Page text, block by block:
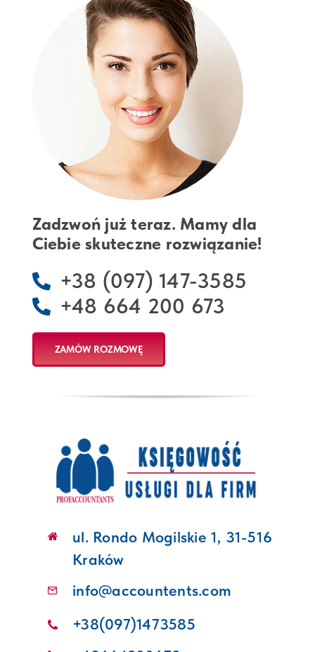
Zadzwoń już teraz. Mamy dla
Ciebie skuteczne rozwiązanie!
+38 (097) 147-3585
+48 664 200 673
ZAMÓW ROZMOWĘ
ul. Rondo Mogilskie 1, 31-516
Kraków
info@accountents.com
+38(097)1473585